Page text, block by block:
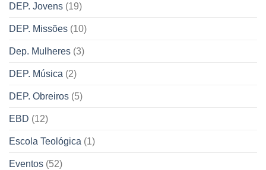
DEP. Jovens (19)
DEP. Missões (10)
Dep. Mulheres (3)
DEP. Música (2)
DEP. Obreiros (5)
EBD (12)
Escola Teológica (1)
Eventos (52)